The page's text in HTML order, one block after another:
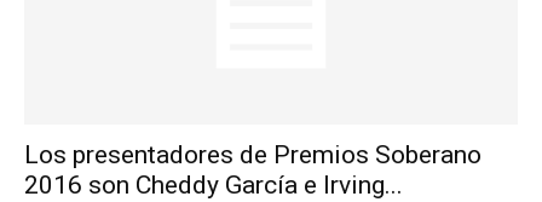
Los presentadores de Premios Soberano
2016 son Cheddy García e Irving...